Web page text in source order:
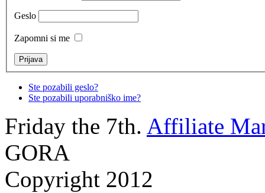
Geslo
Zapomni si me
Ste pozabili geslo?
Ste pozabili uporabniško ime?
Friday the 7th. Affiliate
GORA
Copyright 2012